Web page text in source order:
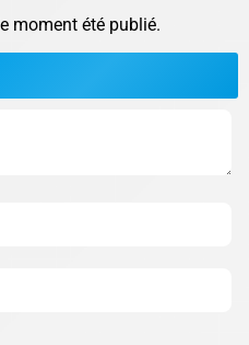
moment été publié.